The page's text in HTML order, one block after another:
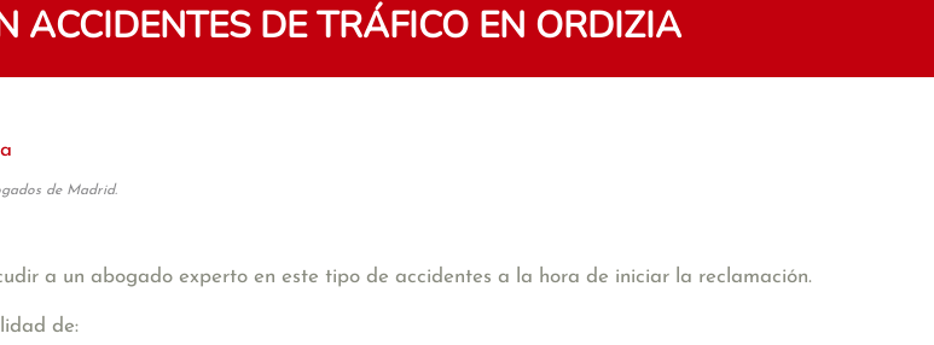
ACCIDENTES DE TRÁFICO EN ORDIZIA
de Madrid.
a un abogado experto en este tipo de accidentes a la hora de iniciar la reclamación.
de: